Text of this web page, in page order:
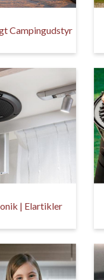
Campingudstyr
| Elartikler